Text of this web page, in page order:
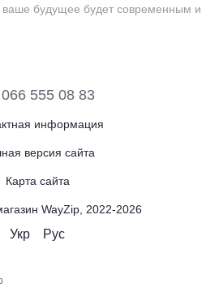
ваше будущее будет современным и
555 08 83
информация
версия сайта
Карта сайта
WayZip, 2022-2026
Укр Рус